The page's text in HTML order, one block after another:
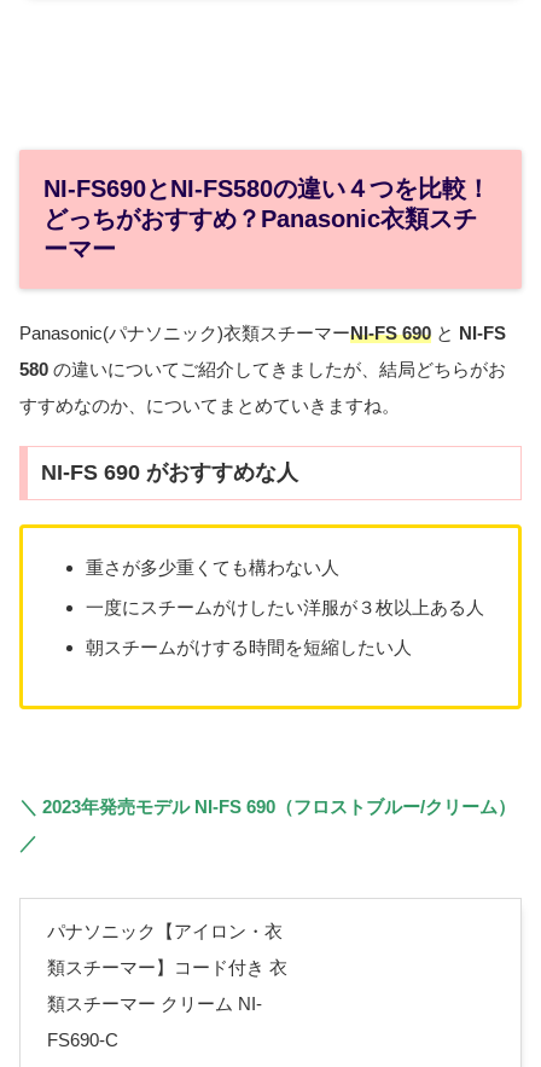
NI-FS690とNI-FS580の違い４つを比較！
どっちがおすすめ？Panasonic衣類スチ
ーマー
Panasonic(パナソニック)衣類スチーマーNI-FS 690 と NI-FS
580 の違いについてご紹介してきましたが、結局どちらがお
すすめなのか、についてまとめていきますね。
NI-FS 690 がおすすめな人
重さが多少重くても構わない人
一度にスチームがけしたい洋服が３枚以上ある人
朝スチームがけする時間を短縮したい人
＼ 2023年発売モデル NI-FS 690（フロストブルー/クリーム）
／
パナソニック【アイロン・衣
類スチーマー】コード付き 衣
類スチーマー クリーム NI-
FS690-C